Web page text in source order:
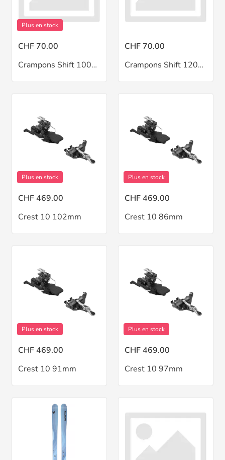
Plus en stock
CHF 70.00
Crampons Shift 100mm
CHF 70.00
Crampons Shift 120mm
Plus en stock
CHF 469.00
Crest 10 102mm
Plus en stock
CHF 469.00
Crest 10 86mm
Plus en stock
CHF 469.00
Crest 10 91mm
Plus en stock
CHF 469.00
Crest 10 97mm